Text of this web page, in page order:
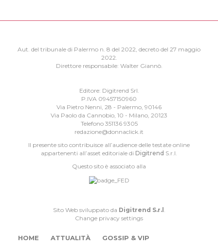
Aut. del tribunale di Palermo n. 8 del 2022, decreto del 27 maggio
2022.
Direttore responsabile: Walter Giannò.
Editore: Digitrend Srl.
P.IVA 09457150960
Via Pietro Nenni, 28 - Palermo, 90146
Via Paolo da Cannobio, 10 - Milano, 20123
Telefono 351136 9305
redazione@donnaclick.it
Il presente sito contribuisce all’audience delle testate online
appartenenti all’asset editoriale di Digitrend S.r.l.
Questo sito è associato alla
Sito Web sviluppato da Digitrend S.r.l
Change privacy settings
HOME ATTUALITÀ GOSSIP & VIP